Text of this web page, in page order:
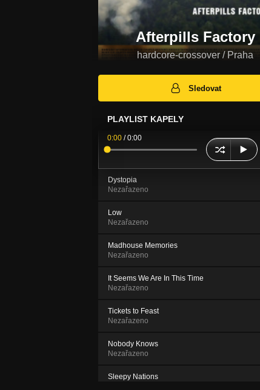
Afterpills Factory
hardcore-crossover / Praha
Sledovat
PLAYLIST KAPELY
0:00 /0:00
Dystopia
Nezařazeno
Low
Nezařazeno
Madhouse Memories
Nezařazeno
It Seems We Are In This Time
Nezařazeno
Tickets to Feast
Nezařazeno
Nobody Knows
Nezařazeno
Sleepy Nations